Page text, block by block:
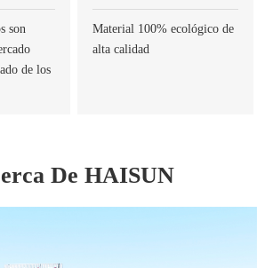
son
de los
Material 100% ecológico de
alta calidad
De HAISUN